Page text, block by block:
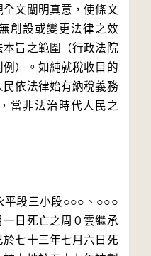
文闡明真意，使條文
創設或變更法律之效
旨之範圍（行政法院
）。如純就稅收目的
依法律始有納稅義務
當非法治時代人民之
平段三小段○○○、○○○
日死亡之周０雲繼承
七十三年七月六日死